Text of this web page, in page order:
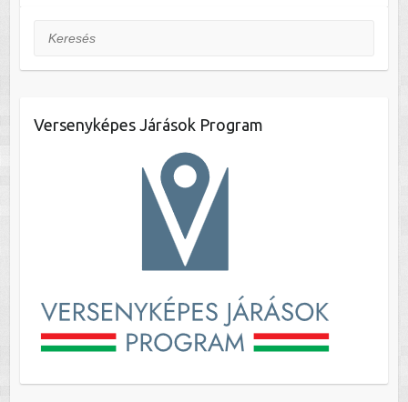
Keresés
Versenyképes Járások Program